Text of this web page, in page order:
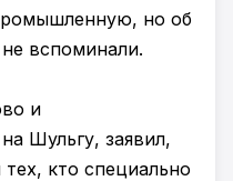
но об
вспоминали.
и
Шульгу, заявил,
кто специально